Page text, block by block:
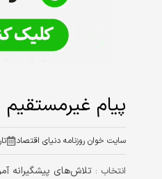
پیام
سایت خوان روزنامه دنیای اقتصاد
انتخاب : تلاش‌های پیشگیرانه